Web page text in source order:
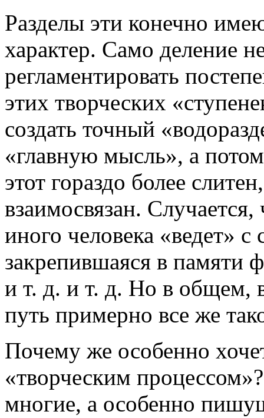
Разделы эти конечно
характер. Само деление
регламентировать
этих творческих
создать точный
«главную мысль», а
этот гораздо более
взаимосвязан.
иного человека «ведет»
закрепившаяся в памяти
и т. д. и т. д. Но в общем,
путь примерно все же
Почему же особенно
«творческим
многие, а особенно